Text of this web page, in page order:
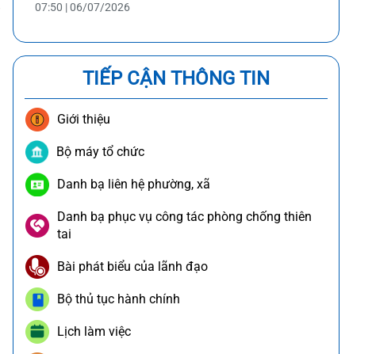
07:50 | 06/07/2026
TIẾP CẬN THÔNG TIN
Giới thiệu
Bộ máy tổ chức
Danh bạ liên hệ phường, xã
Danh bạ phục vụ công tác phòng chống thiên
tai
Bài phát biểu của lãnh đạo
Bộ thủ tục hành chính
Lịch làm việc